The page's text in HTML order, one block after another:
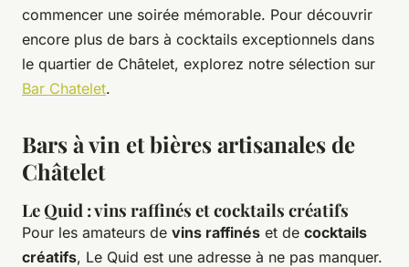
commencer une soirée mémorable. Pour découvrir
encore plus de bars à cocktails exceptionnels dans
le quartier de Châtelet, explorez notre sélection sur
Bar Chatelet.
Bars à vin et bières artisanales de
Châtelet
Le Quid : vins raffinés et cocktails créatifs
Pour les amateurs de vins raffinés et de cocktails
créatifs, Le Quid est une adresse à ne pas manquer.